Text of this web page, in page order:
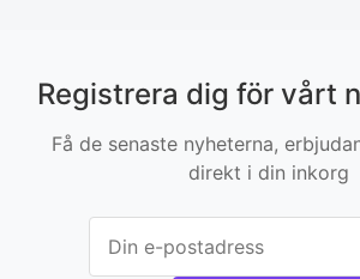
Registrera dig för vårt
Få de senaste nyheterna,
direkt i din inkorg